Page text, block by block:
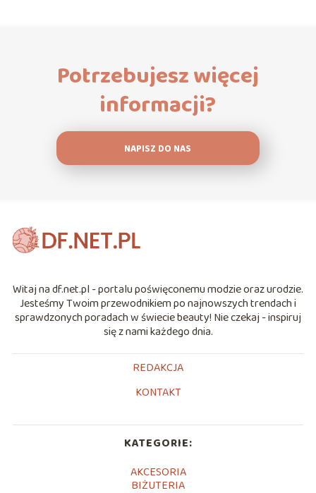
Potrzebujesz więcej
informacji?
NAPISZ DO NAS
Witaj na df.net.pl - portalu poświęconemu modzie oraz urodzie.
Jesteśmy Twoim przewodnikiem po najnowszych trendach i
sprawdzonych poradach w świecie beauty! Nie czekaj - inspiruj
się z nami każdego dnia.
REDAKCJA
KONTAKT
KATEGORIE:
AKCESORIA
BIŻUTERIA